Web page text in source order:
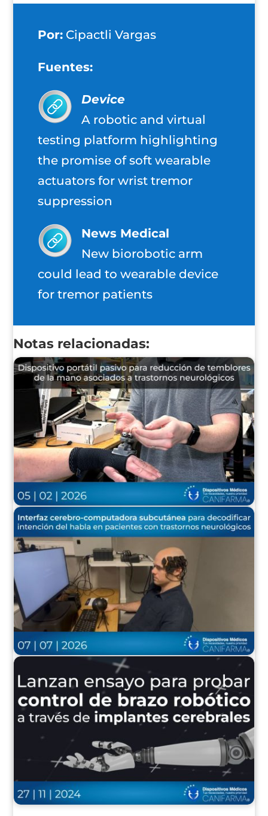
Por:Cipactli Vargas
Fuentes:
Device
A robotic and virtual
testing platform highlighting
the promise of soft wearable
actuators for wrist tremor
suppression
News Medical
New biorobotic arm
could lead to wearable device
for tremor patients
Notas relacionadas: